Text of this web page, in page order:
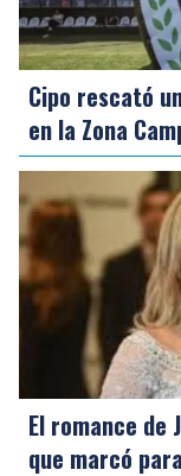
Cipo rescató
en la Zona
El romance de
que marcó